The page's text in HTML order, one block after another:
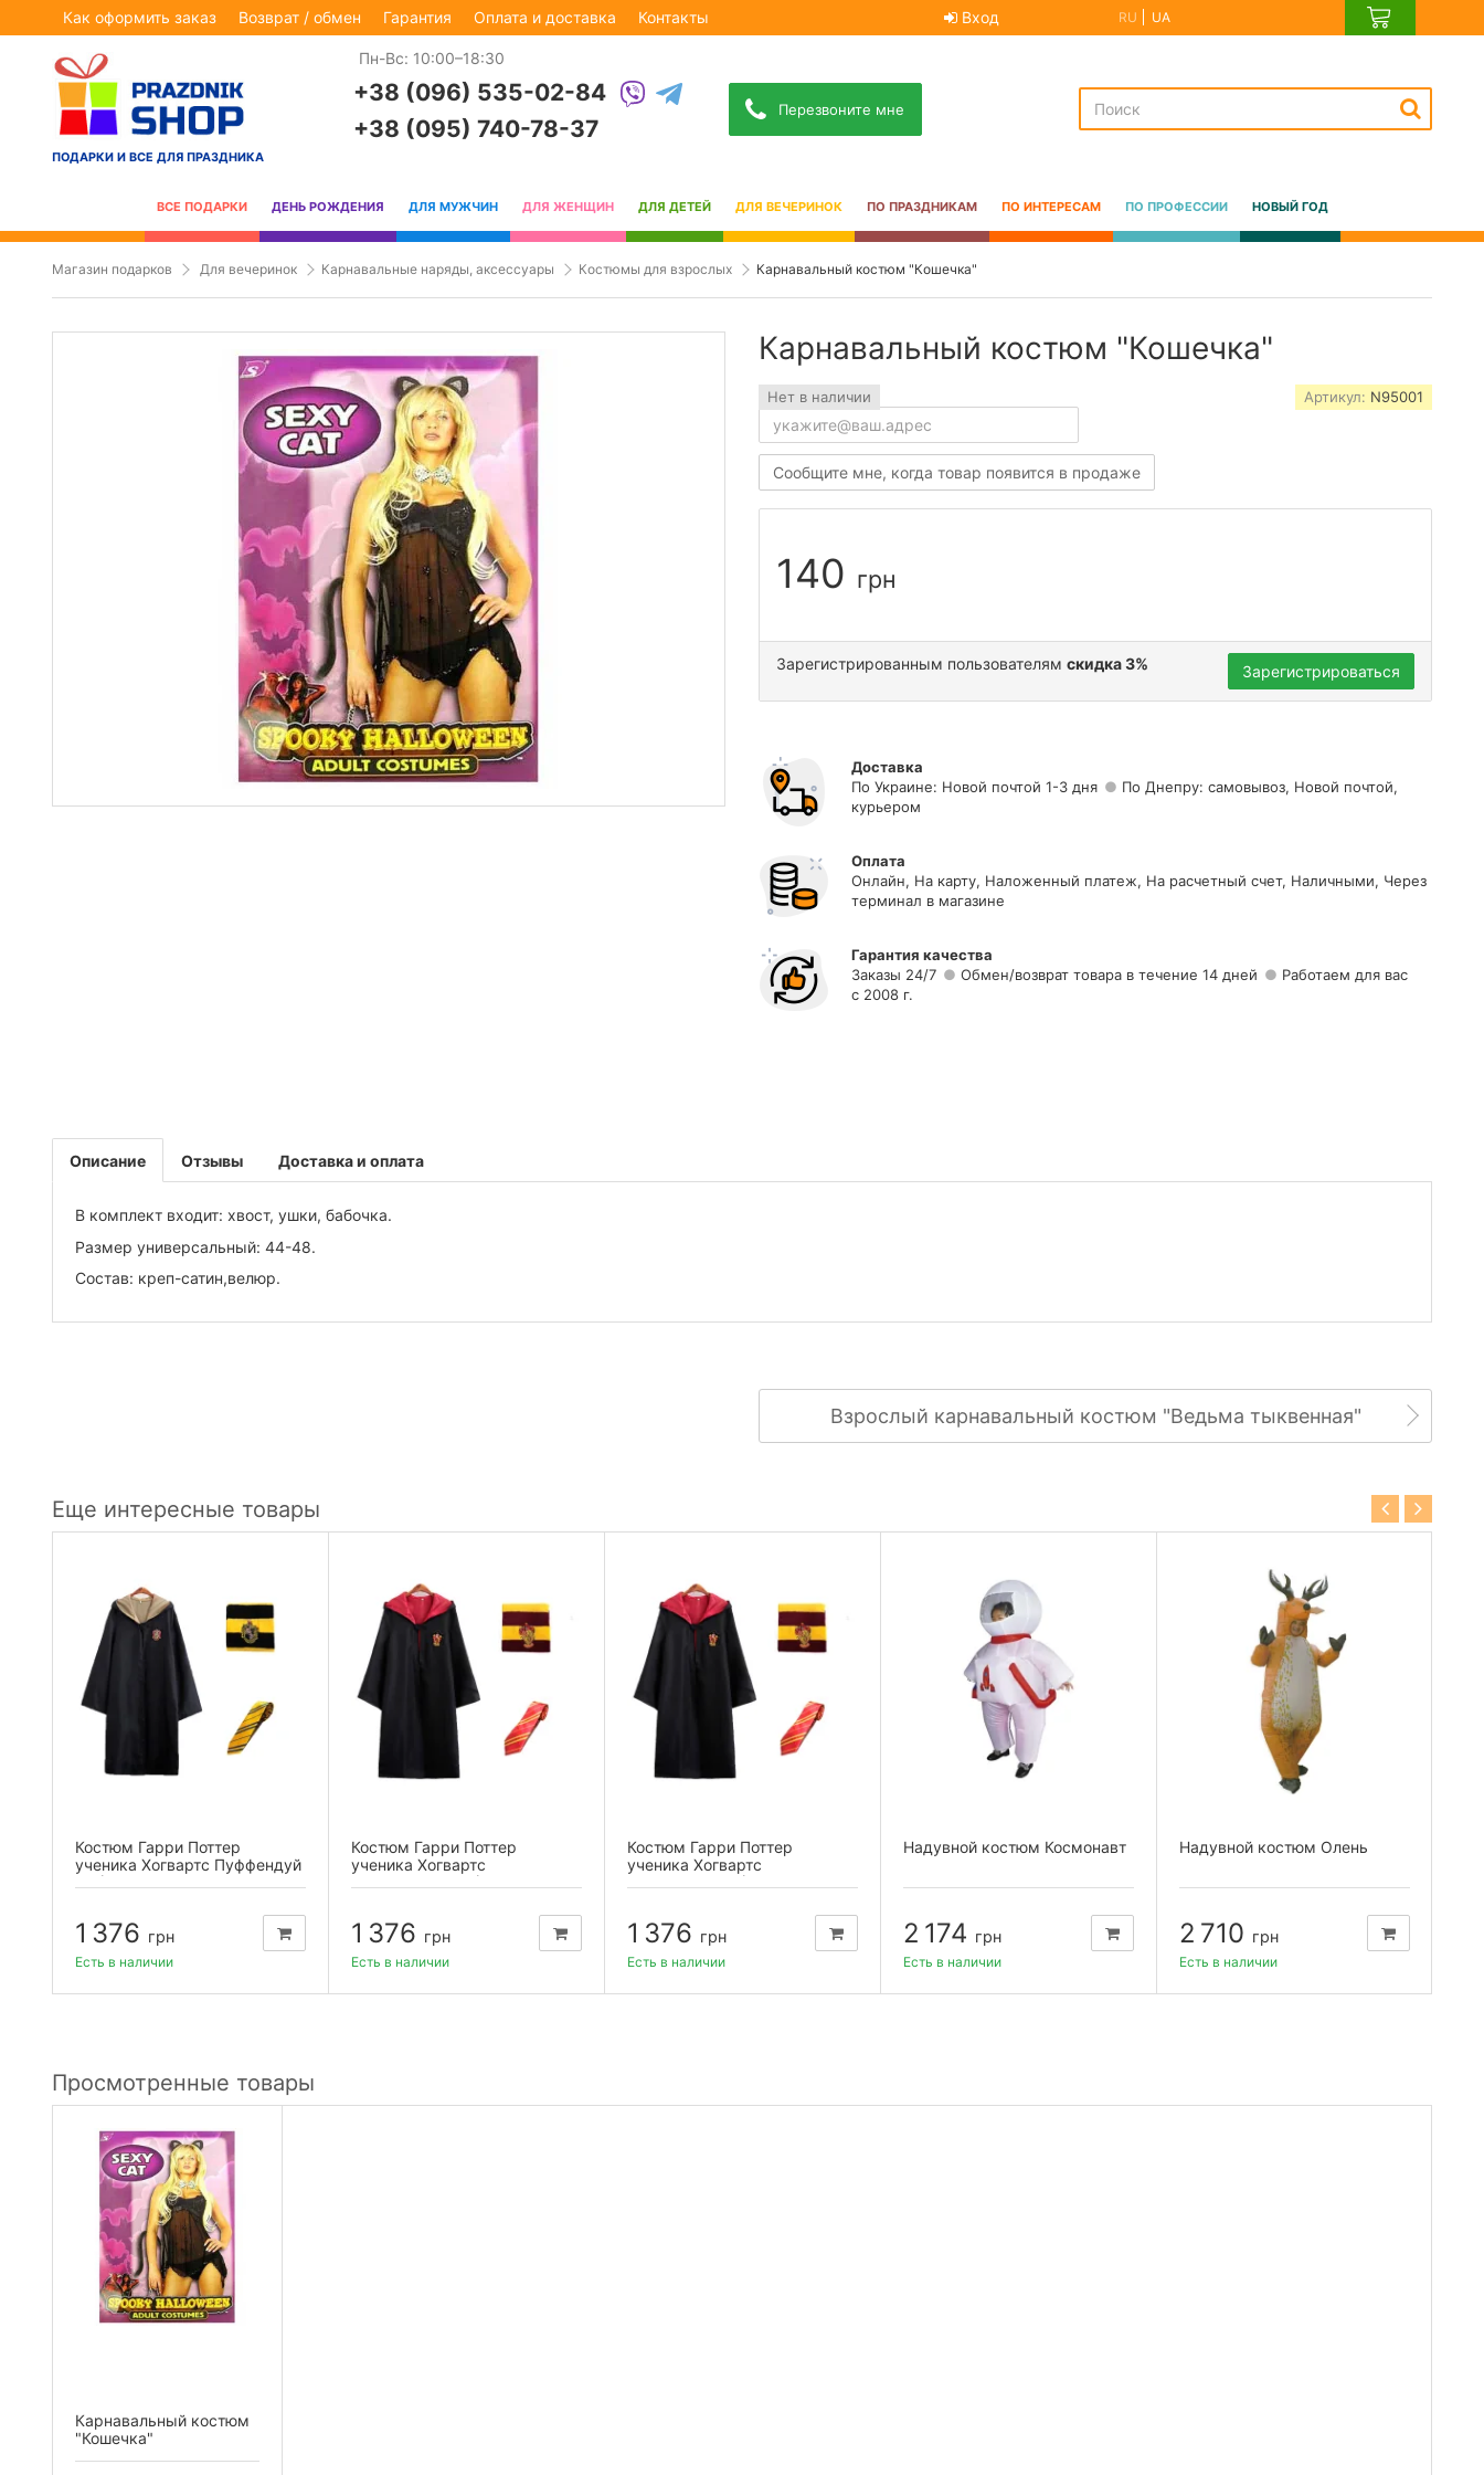
Как оформить заказ Возврат / обмен Гарантия Оплата и доставка Контакты Вход RU UA
ПОДАРКИ И ВСЕ ДЛЯ ПРАЗДНИКА
Пн-Вс: 10:00–18:30
+38 (096) 535-02-84
+38 (095) 740-78-37
Перезвоните мне
ВСЕ ПОДАРКИ ДЕНЬ РОЖДЕНИЯ ДЛЯ МУЖЧИН ДЛЯ ЖЕНЩИН ДЛЯ ДЕТЕЙ ДЛЯ ВЕЧЕРИНОК ПО ПРАЗДНИКАМ ПО ИНТЕРЕСАМ ПО ПРОФЕССИИ НОВЫЙ ГОД
Магазин подарков Для вечеринок Карнавальные наряды, аксессуары Костюмы для взрослых Карнавальный костюм "Кошечка"
Карнавальный костюм "Кошечка"
Нет в наличии
Сообщите мне, когда товар появится в продаже
Артикул: N95001
140 грн
Зарегистрированным пользователям скидка 3% Зарегистрироваться
Доставка
По Украине: Новой почтой 1-3 дня
По Днепру: самовывоз, Новой почтой,
курьером
Оплата
Онлайн, На карту, Наложенный платеж, На расчетный счет, Наличными, Через
терминал в магазине
Гарантия качества
Заказы 24/7
Обмен/возврат товара в течение 14 дней
Работаем для вас
с 2008 г.
Описание
В комплект входит: хвост, ушки, бабочка.
Размер универсальный: 44-48.
Состав: креп-сатин,велюр.
Отзывы Доставка и оплата
Взрослый карнавальный костюм "Ведьма тыквенная"
Еще интересные товары
Костюм Гарри Поттер
ученика Хогвартс Пуффендуй
XL (плащ,...
1 376 грн
Есть в наличии
Костюм Гарри Поттер
ученика Хогвартс
Гриффиндор XL (плащ,...
1 376 грн
Есть в наличии
Костюм Гарри Поттер
ученика Хогвартс
Гриффиндор L (плащ,...
1 376 грн
Есть в наличии
Надувной костюм Космонавт
2 174 грн
Есть в наличии
Надувной костюм Олень
2 710 грн
Есть в наличии
Просмотренные товары
Карнавальный костюм
"Кошечка"